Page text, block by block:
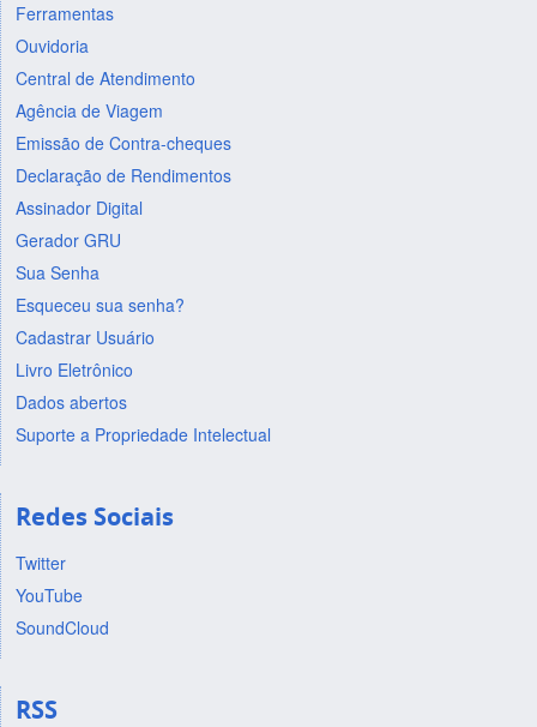
Ferramentas
Ouvidoria
Central de Atendimento
Agência de Viagem
Emissão de Contra-cheques
Declaração de Rendimentos
Assinador Digital
Gerador GRU
Sua Senha
Esqueceu sua senha?
Cadastrar Usuário
Livro Eletrônico
Dados abertos
Suporte a Propriedade Intelectual
Redes Sociais
Twitter
YouTube
SoundCloud
RSS